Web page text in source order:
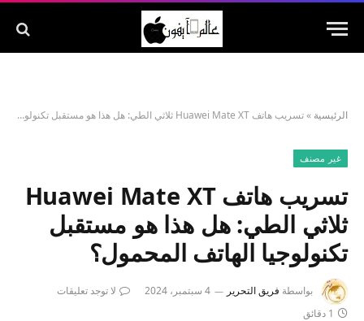
الرئيسية »تسريب هاتف Huawei Mate XT ثلاثي الطي: هل هذا هو مستقبل تكنولوجيا الهاتف المحمول؟
غير مصنف
تسريب هاتف Huawei Mate XT
ثلاثي الطي: هل هذا هو مستقبل
تكنولوجيا الهاتف المحمول؟
بواسطة فريق التحرير 4 سبتمبر، 2024
لا توجد تعليقات
1 دقائق